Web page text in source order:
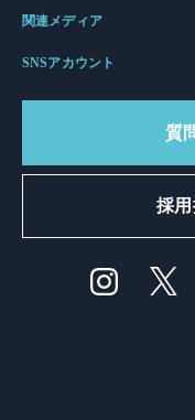
関連メディア
SNSアカウント
質
採